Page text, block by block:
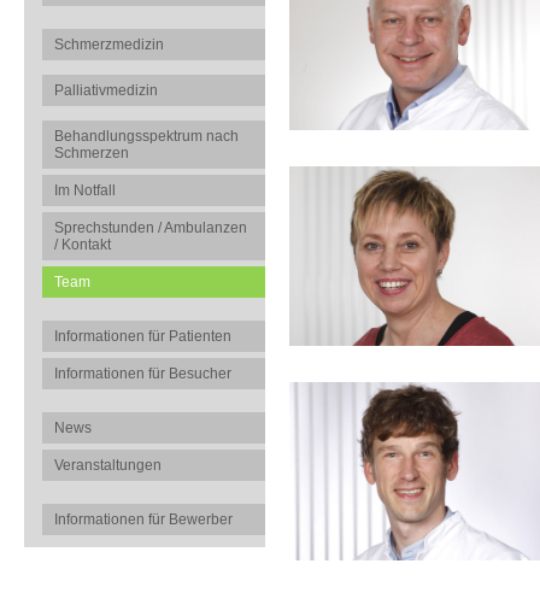
Schmerzmedizin
Palliativmedizin
Behandlungsspektrum nach
Schmerzen
Im Notfall
Sprechstunden / Ambulanzen
/ Kontakt
Team
Informationen für Patienten
Informationen für Besucher
News
Veranstaltungen
Informationen für Bewerber